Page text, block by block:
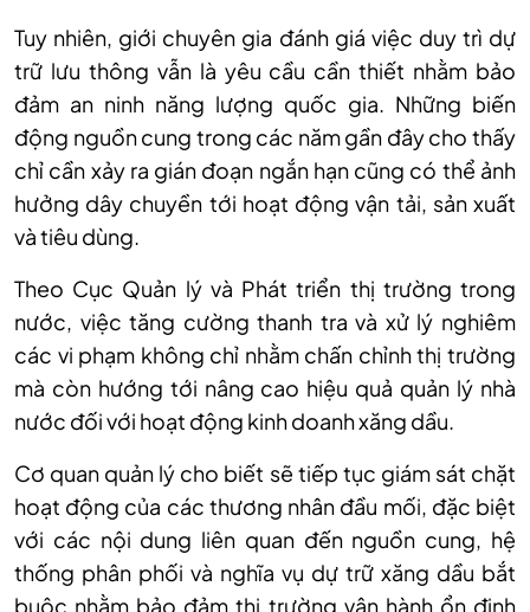
Tuy nhiên, giới chuyên gia đánh giá việc duy trì dự
trữ lưu thông vẫn là yêu cầu cần thiết nhằm bảo
đảm an ninh năng lượng quốc gia. Những biến
động nguồn cung trong các năm gần đây cho thấy
chỉ cần xảy ra gián đoạn ngắn hạn cũng có thể ảnh
hưởng dây chuyền tới hoạt động vận tải, sản xuất
và tiêu dùng.
Theo Cục Quản lý và Phát triển thị trường trong
nước, việc tăng cường thanh tra và xử lý nghiêm
các vi phạm không chỉ nhằm chấn chỉnh thị trường
mà còn hướng tới nâng cao hiệu quả quản lý nhà
nước đối với hoạt động kinh doanh xăng dầu.
Cơ quan quản lý cho biết sẽ tiếp tục giám sát chặt
hoạt động của các thương nhân đầu mối, đặc biệt
với các nội dung liên quan đến nguồn cung, hệ
thống phân phối và nghĩa vụ dự trữ xăng dầu bắt
buộc nhằm bảo đảm thị trường vận hành ổn định